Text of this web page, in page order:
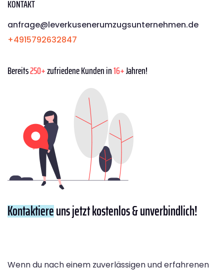
KONTAKT
anfrage@leverkusenerumzugsunternehmen.de
+4915792632847
Bereits250+zufriedene Kunden in16+Jahren!
Kontaktiereuns jetzt kostenlos & unverbindlich!
Wenn du nach einem zuverlässigen und erfahrenen